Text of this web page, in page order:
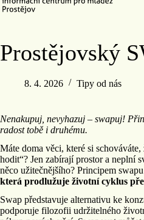
Prostějovský
8. 4. 2026 Tipy od nás
Nenakupuj, nevyhazuj – swapuj!
radost tobě i druhému.
Máte doma věci, které si
hodit“? Jen zabírají prostor a neplní
něco užitečnějšího? Principem
která prodlužuje životní cyklus
Swap představuje alternativu ke
podporuje filozofii udržitelného